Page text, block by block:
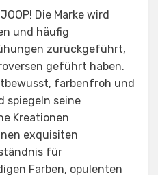
Die Marke wird
und häufig
zurückgeführt,
geführt haben.
farbenfroh und
spiegeln seine
Kreationen
exquisiten
für
Farben, opulenten